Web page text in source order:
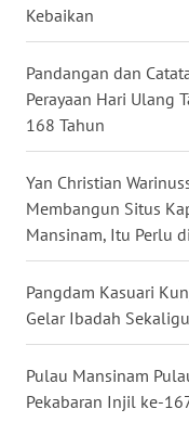
Kebaikan
Pandangan dan
Perayaan Hari Ulang
168 Tahun
Yan Christian
Membangun Situs
Mansinam, Itu Perlu
Pangdam Kasuari
Gelar Ibadah
Pulau Mansinam
Pekabaran Injil ke-
WN
DAIRI
WN
DANAU
WN
WN
LANGKAT
WN
TAPANULI